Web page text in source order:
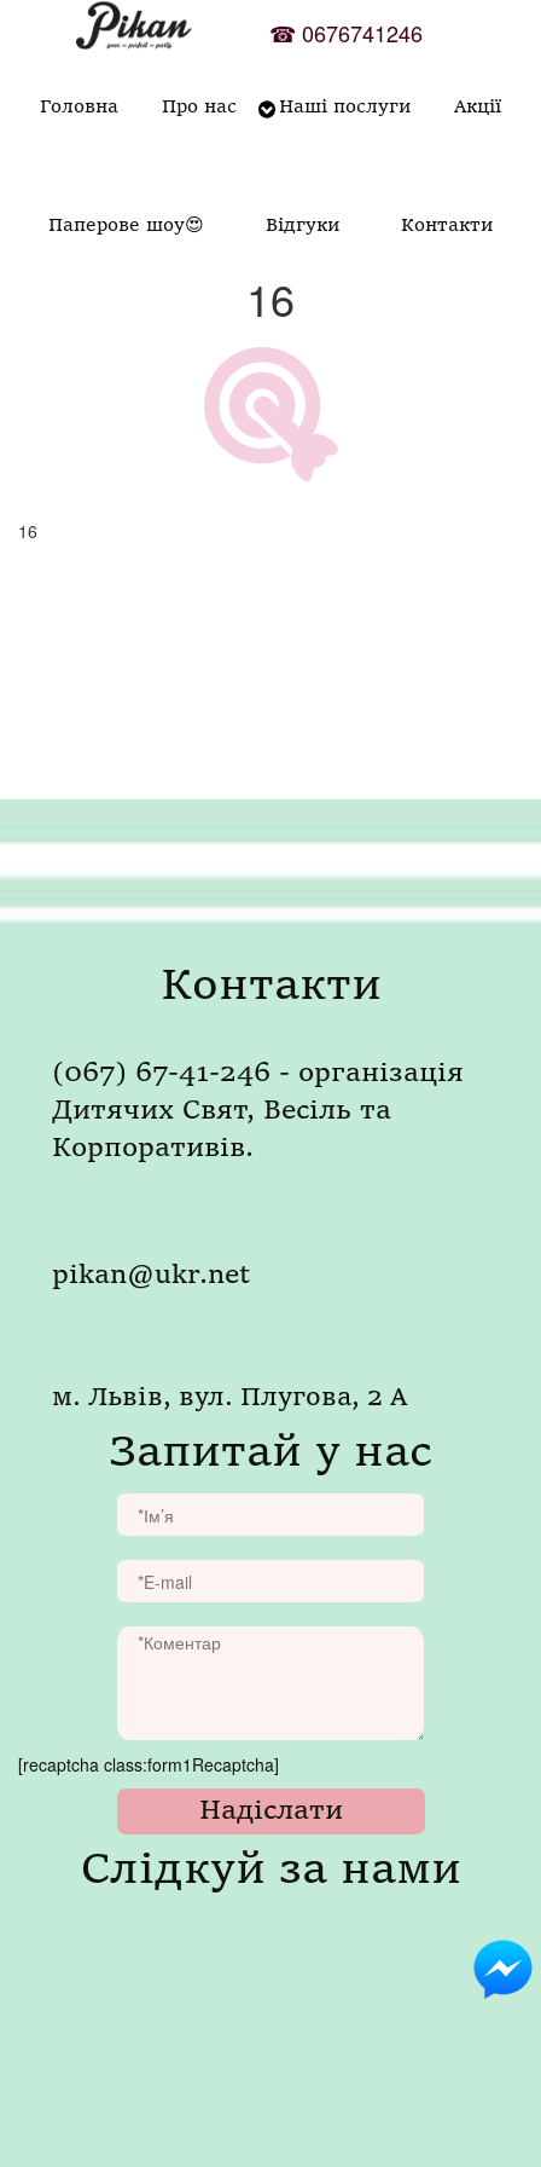
☎0676741246
Головна Про нас Наші послуги Акції
Паперове шоу😍 Відгуки Контакти
16
16
Контакти
(067) 67-41-246 - організація
Дитячих Свят, Весіль та
Корпоративів.
pikan@ukr.net
м. Львів, вул. Плугова, 2 А
Запитай у нас
[recaptcha class:form1Recaptcha]
Слідкуй за нами